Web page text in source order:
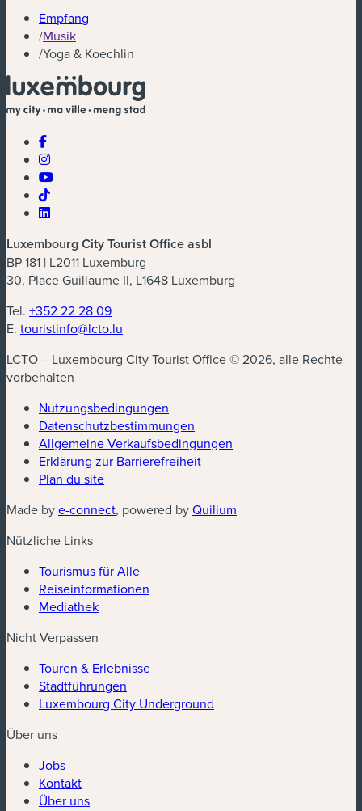
Empfang
/Musik
/Yoga & Koechlin
Luxembourg City Tourist Office asbl
BP 181 | L2011 Luxemburg
30, Place Guillaume II, L1648 Luxemburg
Tel. +352 22 28 09
E. touristinfo@lcto.lu
LCTO – Luxembourg City Tourist Office © 2026, alle Rechte
vorbehalten
Nutzungsbedingungen
Datenschutzbestimmungen
Allgemeine Verkaufsbedingungen
Erklärung zur Barrierefreiheit
Plan du site
Made bye-connect(neues Fenster)
, powered byQuilium
Nützliche Links
Tourismus für Alle
Reiseinformationen
Mediathek
Nicht Verpassen
Touren & Erlebnisse
Stadtführungen
Luxembourg City Underground
Über uns
Jobs
Kontakt
Über uns